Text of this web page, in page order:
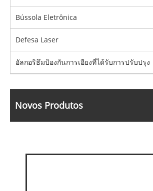
Bússola Eletrônica
Defesa Laser
อัลกอริธึมป้องกันการเอียงที่ได้รับการปรับปรุง
Novos Produtos